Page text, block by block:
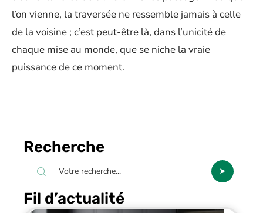
l’on vienne, la traversée ne ressemble jamais à celle
de la voisine ; c’est peut-être là, dans l’unicité de
chaque mise au monde, que se niche la vraie
puissance de ce moment.
Recherche
Fil d’actualité